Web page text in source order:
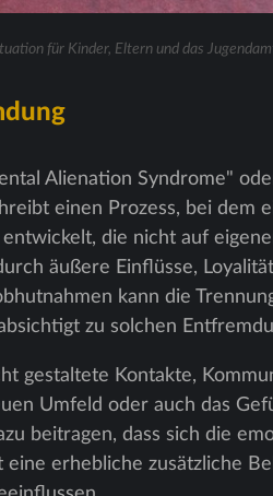
für Kinder, Eltern und das
Alienation Syndrome"
einen Prozess, bei dem
die nicht auf
äußere Einflüsse,
kann die
zu solchen
gestaltete Kontakte,
Umfeld oder auch das
beitragen, dass sich die
erhebliche zusätzliche